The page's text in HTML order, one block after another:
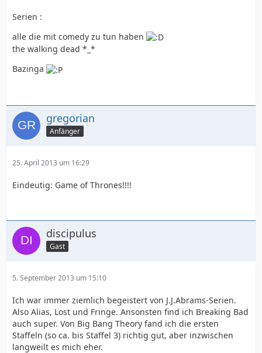
Serien :
alle die mit comedy zu tun haben
the walking dead *_*
Bazinga
gregorian
Anfänger
25. April 2013 um 16:29
Eindeutig: Game of Thrones!!!!
discipulus
Gast
5. September 2013 um 15:10
Ich war immer ziemlich begeistert von J.J.Abrams-Serien.
Also Alias, Lost und Fringe. Ansonsten find ich Breaking Bad
auch super. Von Big Bang Theory fand ich die ersten
Staffeln (so ca. bis Staffel 3) richtig gut, aber inzwischen
langweilt es mich eher.